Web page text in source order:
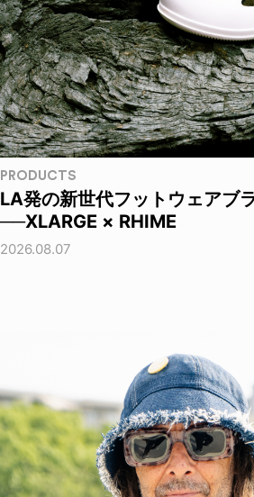
PRODUCTS
LA発の新世代フットウェアブ
──XLARGE × RHIME
2026.08.07